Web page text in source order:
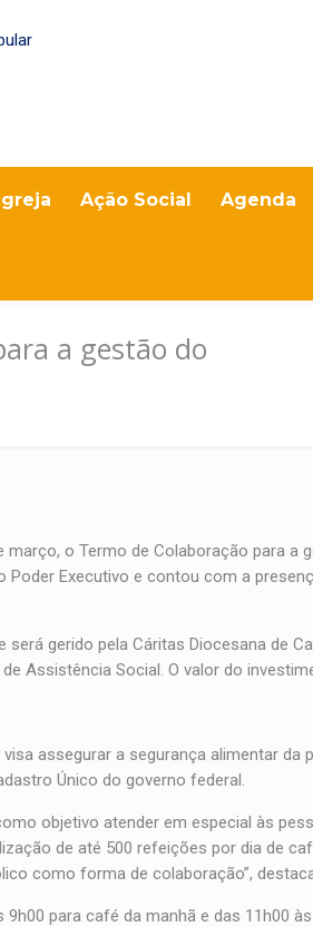
Ação Social Agenda
a gestão do
o Termo de Colaboração para a
Poder Executivo e contou com a
gerido pela Cáritas Diocesana de
Assistência Social. O valor do
assegurar a segurança alimentar da
Único do governo federal.
objetivo atender em especial às
de até 500 refeições por dia de
como forma de colaboração”,
para café da manhã e das 11h00